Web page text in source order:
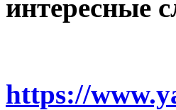
интересные
https://